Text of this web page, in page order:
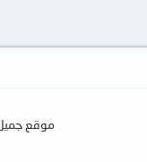
موقع